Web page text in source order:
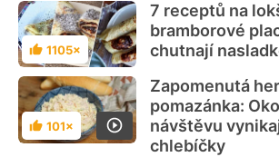
Hodnocení
1105×
7 receptů na
bramborové
chutnají
Hodnocení
101×
Zapomenutá
pomazánka:
návštěvu
chlebíčky